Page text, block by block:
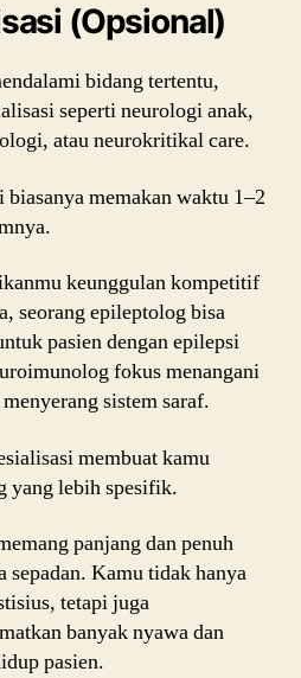
(Opsional)
bidang tertentu,
seperti neurologi anak,
atau neurokritikal care.
memakan waktu 1–2
keunggulan kompetitif
seorang epileptolog bisa
pasien dengan epilepsi
fokus menangani
sistem saraf.
membuat kamu
yang lebih spesifik.
panjang dan penuh
sepadan. Kamu tidak hanya
tetapi juga
banyak nyawa dan
pasien.